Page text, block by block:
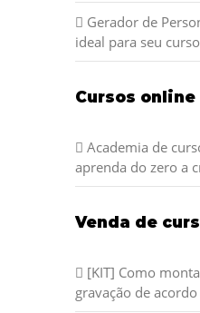
Gerador de
ideal para seu curso
Cursos online
Academia de
aprenda do zero a
Venda de
[KIT] Como
gravação de